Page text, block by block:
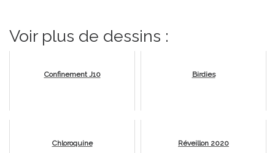
Voir plus de dessins :
Confinement J10 Birdies
Chloroquine Réveillon 2020